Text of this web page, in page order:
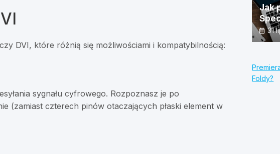
DVI, które różnią się możliwościami i kompatybilnością:
sygnału cyfrowego. Rozpoznasz je po
(zamiast czterech pinów otaczających płaski element w
Jak
31
Foldy?